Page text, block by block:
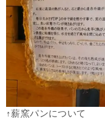
↑薪窯パンについて